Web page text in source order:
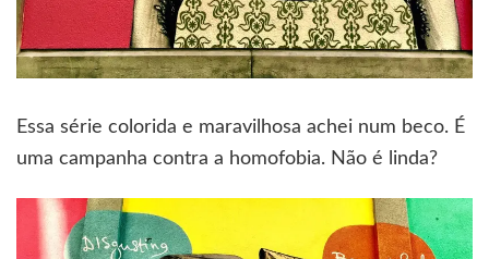
Essa série colorida e maravilhosa achei num beco. É
uma campanha contra a homofobia. Não é linda?